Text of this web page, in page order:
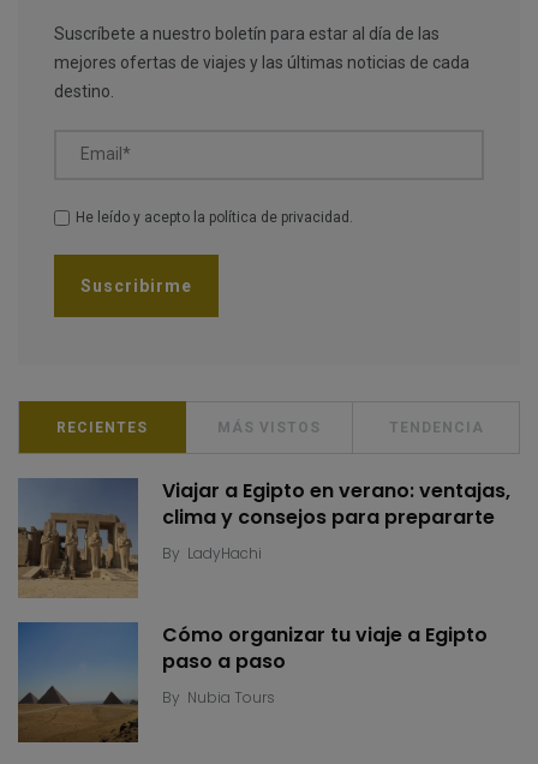
Suscríbete a nuestro boletín para estar al día de las
mejores ofertas de viajes y las últimas noticias de cada
destino.
Email*
He leído y acepto la política de privacidad .
RECIENTES MÁS VISTOS TENDENCIA
Viajar a Egipto en verano: ventajas,
clima y consejos para prepararte
By LadyHachi
Cómo organizar tu viaje a Egipto
paso a paso
By Nubia Tours